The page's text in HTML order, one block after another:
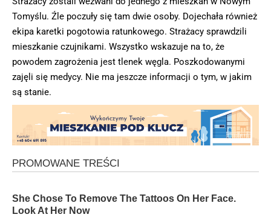
Tomyślu. Źle poczuły się tam dwie osoby. Dojechała również
ekipa karetki pogotowia ratunkowego. Strażacy sprawdzili
mieszkanie czujnikami. Wszystko wskazuje na to, że
powodem zagrożenia jest tlenek węgla. Poszkodowanymi
zajęli się medycy. Nie ma jeszcze informacji o tym, w jakim
są stanie.